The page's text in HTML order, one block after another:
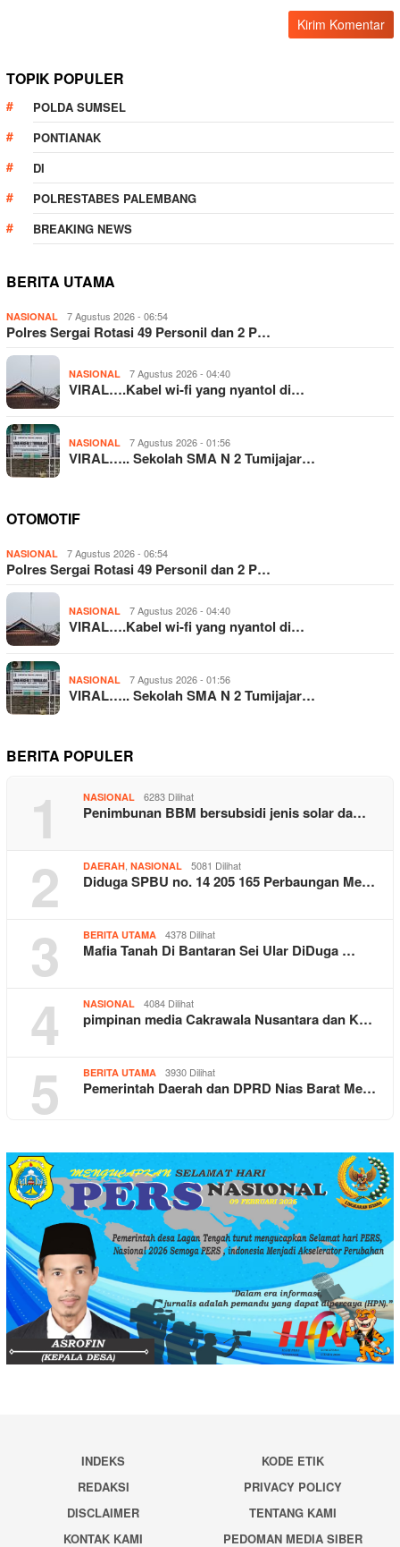
TOPIK POPULER
POLDA SUMSEL
PONTIANAK
DI
POLRESTABES PALEMBANG
BREAKING NEWS
BERITA UTAMA
NASIONAL 7 Agustus 2026 - 06:54
Polres Sergai Rotasi 49 Personil dan 2 P…
NASIONAL 7 Agustus 2026 - 04:40
VIRAL….Kabel wi-fi yang nyantol di…
NASIONAL 7 Agustus 2026 - 01:56
VIRAL….. Sekolah SMA N 2 Tumijajar…
OTOMOTIF
NASIONAL 7 Agustus 2026 - 06:54
Polres Sergai Rotasi 49 Personil dan 2 P…
NASIONAL 7 Agustus 2026 - 04:40
VIRAL….Kabel wi-fi yang nyantol di…
NASIONAL 7 Agustus 2026 - 01:56
VIRAL….. Sekolah SMA N 2 Tumijajar…
BERITA POPULER
1 NASIONAL 6283 Dilihat
Penimbunan BBM bersubsidi jenis solar da…
2 DAERAH NASIONAL 5081 Dilihat
Diduga SPBU no. 14 205 165 Perbaungan Me…
3 BERITA UTAMA 4378 Dilihat
Mafia Tanah Di Bantaran Sei Ular DiDuga …
4 NASIONAL 4084 Dilihat
pimpinan media Cakrawala Nusantara dan K…
5 BERITA UTAMA 3930 Dilihat
Pemerintah Daerah dan DPRD Nias Barat Me…
INDEKS
KODE ETIK
REDAKSI
PRIVACY POLICY
DISCLAIMER
TENTANG KAMI
KONTAK KAMI
PEDOMAN MEDIA SIBER